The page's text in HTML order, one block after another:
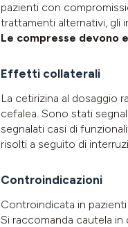
pazienti con
trattamenti alternativi, gli
Le compresse devono
Effetti collaterali
La cetirizina al dosaggio
cefalea. Sono stati
segnalati casi di
risolti a seguito di
Controindicazioni
Controindicata in
Si raccomanda cautela